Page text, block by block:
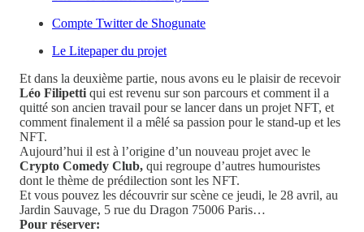
Compte Twitter de Shogunate
Le Litepaper du projet
Et dans la deuxième partie, nous avons eu le plaisir de recevoir
Léo Filipetti qui est revenu sur son parcours et comment il a
quitté son ancien travail pour se lancer dans un projet NFT, et
comment finalement il a mêlé sa passion pour le stand-up et les
NFT.
Aujourd’hui il est à l’origine d’un nouveau projet avec le
Crypto Comedy Club, qui regroupe d’autres humouristes
dont le thème de prédilection sont les NFT.
Et vous pouvez les découvrir sur scène ce jeudi, le 28 avril, au
Jardin Sauvage, 5 rue du Dragon 75006 Paris…
Pour réserver: